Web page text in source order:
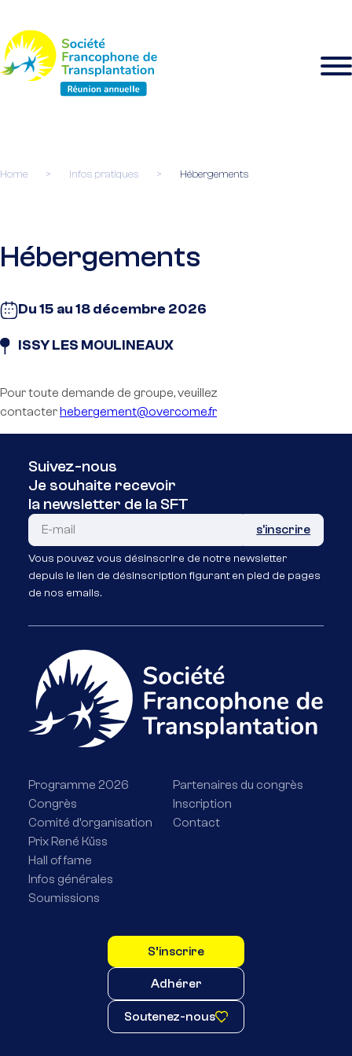
Home > Infos pratiques > Hébergements
Hébergements
Du 15 au 18 décembre 2026
ISSY LES MOULINEAUX
Pour toute demande de groupe, veuillez
contacter hebergement@overcome.fr
Suivez-nous
Je souhaite recevoir
la newsletter de la SFT
Vous pouvez vous désinscrire de notre newsletter
depuis le lien de désinscription figurant en pied de pages
de nos emails.
Programme 2026
Congrès
Comité d’organisation
Prix René Küss
Hall of fame
Infos générales
Soumissions
Partenaires du congrès
Inscription
Contact
S’inscrire
Adhérer
Soutenez-nous